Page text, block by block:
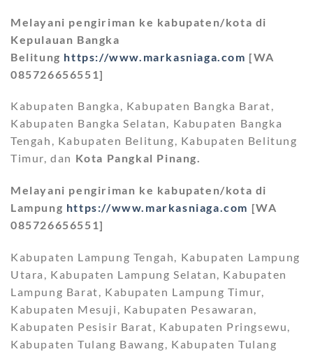
Melayani pengiriman ke kabupaten/kota di
Kepulauan Bangka
Belitung https://www.markasniaga.com [WA
085726656551]
Kabupaten Bangka, Kabupaten Bangka Barat,
Kabupaten Bangka Selatan, Kabupaten Bangka
Tengah, Kabupaten Belitung, Kabupaten Belitung
Timur, dan Kota Pangkal Pinang.
Melayani pengiriman ke kabupaten/kota di
Lampung https://www.markasniaga.com [WA
085726656551]
Kabupaten Lampung Tengah, Kabupaten Lampung
Utara, Kabupaten Lampung Selatan, Kabupaten
Lampung Barat, Kabupaten Lampung Timur,
Kabupaten Mesuji, Kabupaten Pesawaran,
Kabupaten Pesisir Barat, Kabupaten Pringsewu,
Kabupaten Tulang Bawang, Kabupaten Tulang